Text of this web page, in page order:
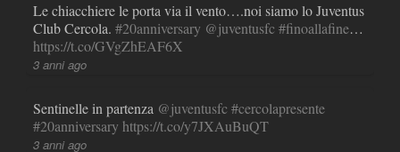
Le chiacchiere le porta via il vento….noi siamo lo Juventus
Club Cercola. #20anniversary @juventusfc#finoallafine…
https://t.co/GVgZhEAF6X
3 anni ago
Sentinelle in partenza @juventusfc#cercolapresente
#20anniversary https://t.co/y7JXAuBuQT
3 anni ago